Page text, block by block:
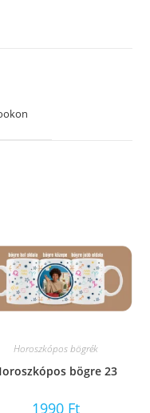
Horoszkópos bögrék
bögre 23
1990 Ft